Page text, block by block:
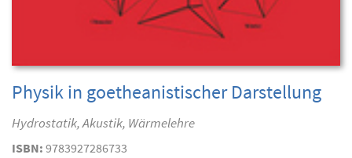
Physik in goetheanistischer Darstellung
Hydrostatik, Akustik, Wärmelehre
ISBN: 9783927286733